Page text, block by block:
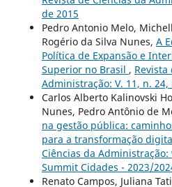
de 2015
Pedro Antonio Melo,
Rogério da Silva Nunes, A
Política de Expansão e
Superior no Brasil , Revista
Administração: V. 11, n.
Carlos Alberto Kalinovski
Nunes, Pedro Antônio de
na gestão pública:
para a transformação
Ciências da Administração:
Summit Cidades - 2023/
Renato Campos, Juliana